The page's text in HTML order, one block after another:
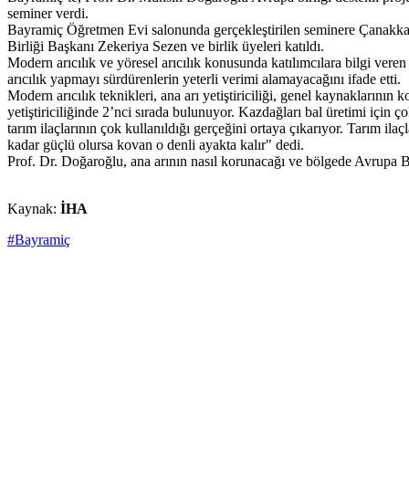
seminer verdi.
Bayramiç Öğretmen Evi salonunda gerçekleştirilen seminere
Birliği Başkanı Zekeriya Sezen ve birlik üyeleri katıldı.
Modern arıcılık ve yöresel arıcılık konusunda katılımcılara bilgi
arıcılık yapmayı sürdürenlerin yeterli verimi alamayacağını ifade etti.
Modern arıcılık teknikleri, ana arı yetiştiriciliği, genel kaynaklarının
yetiştiriciliğinde 2’nci sırada bulunuyor. Kazdağları bal üretimi için
tarım ilaçlarının çok kullanıldığı gerçeğini ortaya çıkarıyor. Tarım
kadar güçlü olursa kovan o denli ayakta kalır" dedi.
Prof. Dr. Doğaroğlu, ana arının nasıl korunacağı ve bölgede
Kaynak: İHA
#Bayramiç